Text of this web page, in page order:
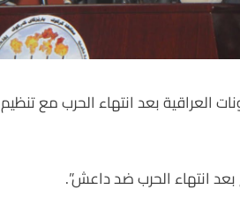
العراقية بعد انتهاء الحرب مع تنظيم
انتهاء الحرب ضد داعش”.